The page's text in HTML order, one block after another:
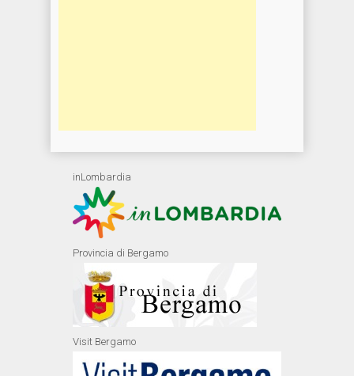
inLombardia
Provincia di Bergamo
Visit Bergamo